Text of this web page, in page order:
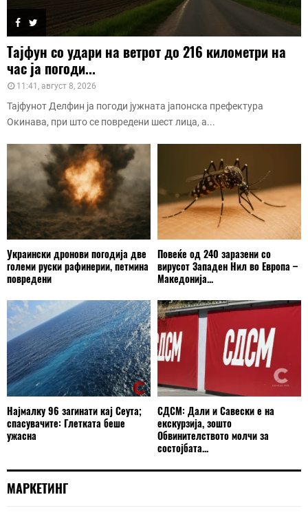
Тајфун со удари на ветрот до 216 километри на
час ја погоди...
11:41, август 8, 2026
Тајфунот Делфин ја погоди јужната јапонска префектура
Окинава, при што се повредени шест лица, а...
Украински дронови погодија две
големи руски рафинерии, петмина
повредени
Повеќе од 240 заразени со
вирусот Западен Нил во Европа –
Македонија...
Најмалку 96 загинати кај Сеута;
спасувачите: Глетката беше
ужасна
СДСМ: Дали и Савески е на
екскурзија, зошто
Обвинителството молчи за
состојбата...
МАРКЕТИНГ